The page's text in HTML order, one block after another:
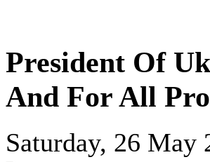
President Of
And For All
Saturday, 26 May